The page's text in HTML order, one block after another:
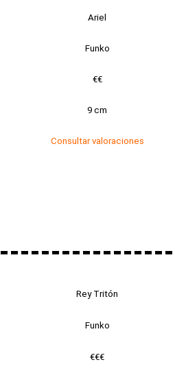
Ariel
Funko
€€
9 cm
Consultar valoraciones
Rey Tritón
Funko
€€€